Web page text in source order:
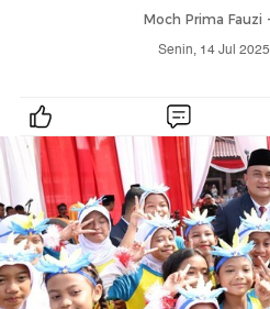
Moch Prima Fauzi -
Senin, 14 Jul